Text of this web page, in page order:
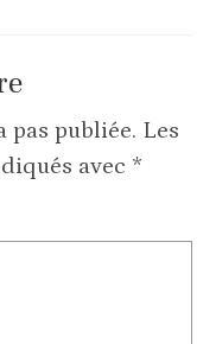
pas publiée. Les
avec *